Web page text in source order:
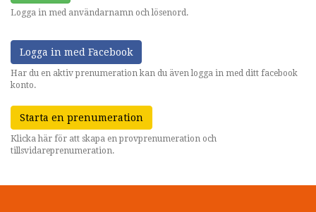
Logga in med användarnamn och lösenord.
Logga in med Facebook
Har du en aktiv prenumeration kan du även logga in med ditt facebook
konto.
Starta en prenumeration
Klicka här för att skapa en provprenumeration och
tillsvidareprenumeration.